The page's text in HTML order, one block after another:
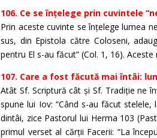
106. Ce se înțelege prin cuvintele
Prin aceste cuvinte se înțelege lumea
sus, din Epistola către Coloseni,
pentru El s-au făcut” (Col. 1, 16).
107. Care a fost făcută mai întâi:
Atât Sf. Scriptură cât și Sf. Tradiție ne
spune lui Iov: “Când s-au făcut
dintâi, zice Pastorul lui Herma 103
primul verset al cărții Facerii: “La